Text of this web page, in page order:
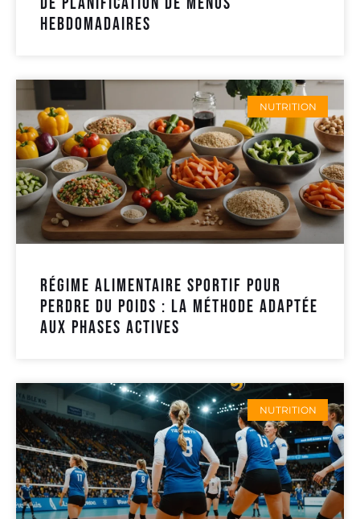
hebdomadaires
NUTRITION
Régime alimentaire sportif pour
perdre du poids : la méthode adaptée
aux phases actives
NUTRITION